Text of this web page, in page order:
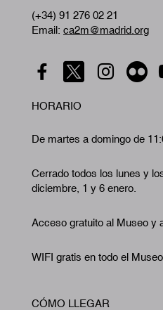
(+34) 91 276 02 21
Email: ca2m@madrid.org
HORARIO
De martes a domingo de
Cerrado todos los lunes y
diciembre, 1 y 6 enero.
Acceso gratuito al Museo y
WIFI gratis en todo el Museo.
CÓMO LLEGAR